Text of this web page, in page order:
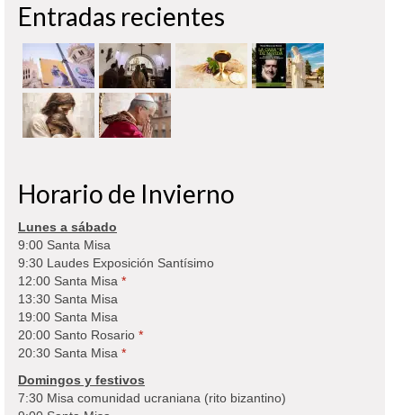
Entradas recientes
Horario de Invierno
Lunes a sábado
9:00 Santa Misa
9:30 Laudes Exposición Santísimo
12:00 Santa Misa *
13:30 Santa Misa
19:00 Santa Misa
20:00 Santo Rosario *
20:30 Santa Misa *
Domingos y festivos
7:30 Misa comunidad ucraniana (rito bizantino)